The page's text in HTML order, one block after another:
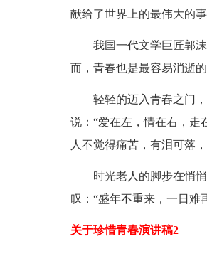
献给了世界上的最伟大的
我国一代文学巨匠郭
而，青春也是最容易消逝
轻轻的迈入青春之门
说：“爱在左，情在右，走
人不觉得痛苦，有泪可落
时光老人的脚步在悄
叹：“盛年不重来，一日难
关于珍惜青春演讲稿2